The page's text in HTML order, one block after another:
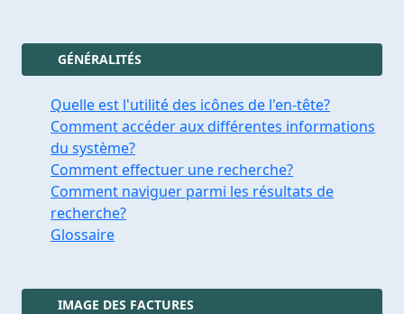
GÉNÉRALITÉS
Quelle est l'utilité des icônes de l'en-tête?
Comment accéder aux différentes informations
du système?
Comment effectuer une recherche?
Comment naviguer parmi les résultats de
recherche?
Glossaire
IMAGE DES FACTURES